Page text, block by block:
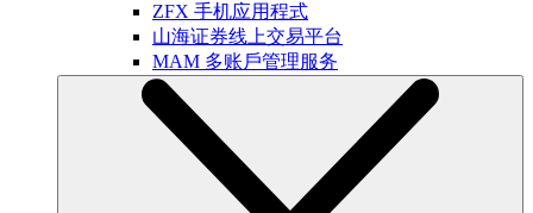
ZFX 手机应用程式
山海证券线上交易平台
MAM 多账戶管理服务